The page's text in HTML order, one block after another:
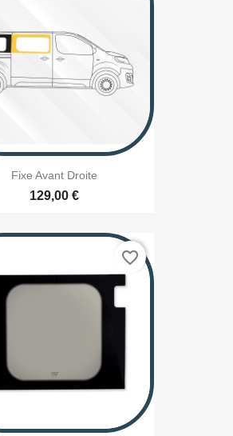
Fixe Avant Droite
129,00 €
favorite_border